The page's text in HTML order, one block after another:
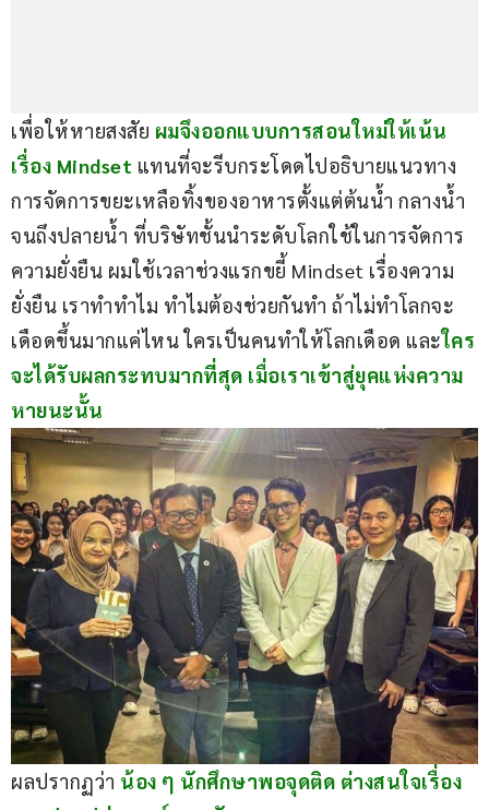
เพื่อให้หายสงสัย ผมจึงออกแบบการสอนใหม่ให้เน้น
เรื่อง Mindset แทนที่จะรีบกระโดดไปอธิบายแนวทาง
การจัดการขยะเหลือทิ้งของอาหารตั้งแต่ต้นนํ้า กลางนํ้า
จนถึงปลายนํ้า ที่บริษัทชั้นนำระดับโลกใช้ในการจัดการ
ความยั่งยืน ผมใช้เวลาช่วงแรกขยี้ Mindset เรื่องความ
ยั่งยืน เราทำทำไม ทำไมต้องช่วยกันทำ ถ้าไม่ทำโลกจะ
เดือดขึ้นมากแค่ไหน ใครเป็นคนทำให้โลกเดือด และใคร
จะได้รับผลกระทบมากที่สุด เมื่อเราเข้าสู่ยุคแห่งความ
หายนะนั้น
ผลปรากฏว่า น้อง ๆ นักศึกษาพอจุดติด ต่างสนใจเรื่อง